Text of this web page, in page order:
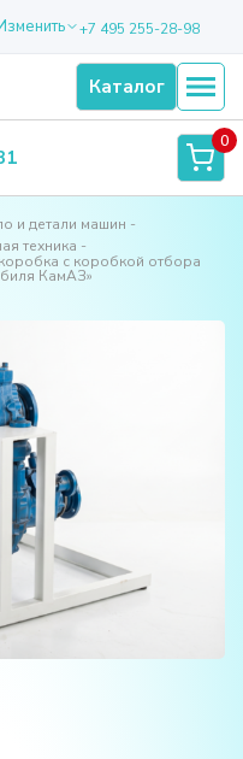
+7 495 255-28-98
Каталог
0
и детали машин
техника
с коробкой отбора
КамАЗ»